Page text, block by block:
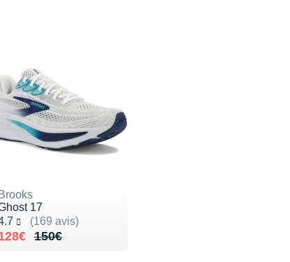
Brooks
17
(169 avis)
4.7 sur 5
150€
lieu de 150€
128€